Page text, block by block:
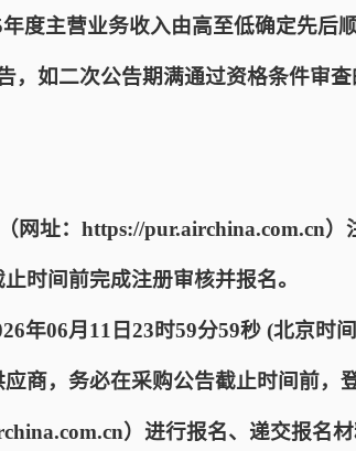
度主营业务收入由高至低确定先后
，如二次公告期满通过资格条件审
网址：https://pur.airchina.com.cn）
时间前完成注册审核并报名。
年06月11日23时59分59秒 (北京时
商，务必在采购公告截止时间前，
）进行报名、递交报名